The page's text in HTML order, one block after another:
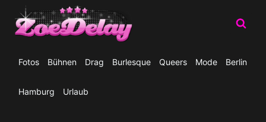
Inhalt
springen
Fotos Bühnen Drag Burlesque Queers Mode Berlin
Hamburg Urlaub